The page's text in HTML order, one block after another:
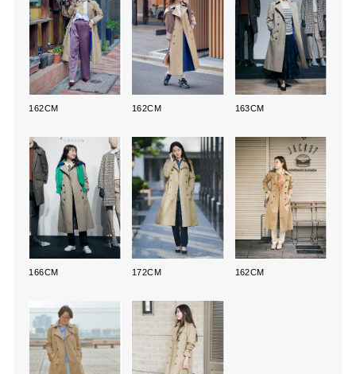
162CM 162CM 163CM
166CM 172CM 162CM